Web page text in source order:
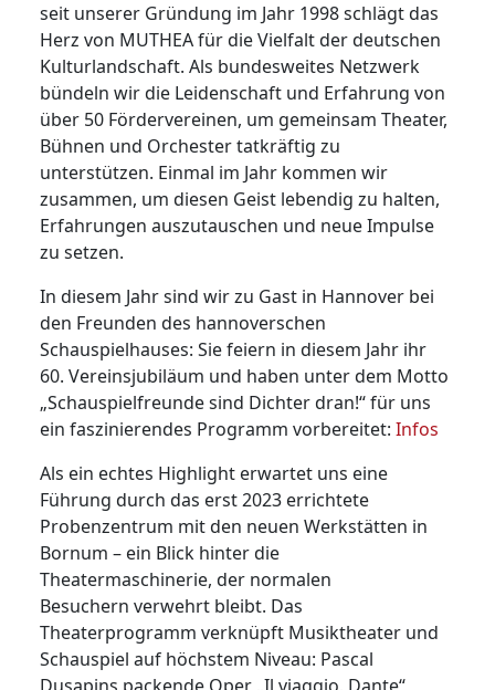
seit unserer Gründung im Jahr 1998 schlägt das
Herz von MUTHEA für die Vielfalt der deutschen
Kulturlandschaft. Als bundesweites Netzwerk
bündeln wir die Leidenschaft und Erfahrung von
über 50 Fördervereinen, um gemeinsam Theater,
Bühnen und Orchester tatkräftig zu
unterstützen. Einmal im Jahr kommen wir
zusammen, um diesen Geist lebendig zu halten,
Erfahrungen auszutauschen und neue Impulse
zu setzen.
In diesem Jahr sind wir zu Gast in Hannover bei
den Freunden des hannoverschen
Schauspielhauses: Sie feiern in diesem Jahr ihr
60. Vereinsjubiläum und haben unter dem Motto
„Schauspielfreunde sind Dichter dran!“ für uns
ein faszinierendes Programm vorbereitet:Infos
Als ein echtes Highlight erwartet uns eine
Führung durch das erst 2023 errichtete
Probenzentrum mit den neuen Werkstätten in
Bornum – ein Blick hinter die
Theatermaschinerie, der normalen
Besuchern verwehrt bleibt. Das
Theaterprogramm verknüpft Musiktheater und
Schauspiel auf höchstem Niveau: Pascal